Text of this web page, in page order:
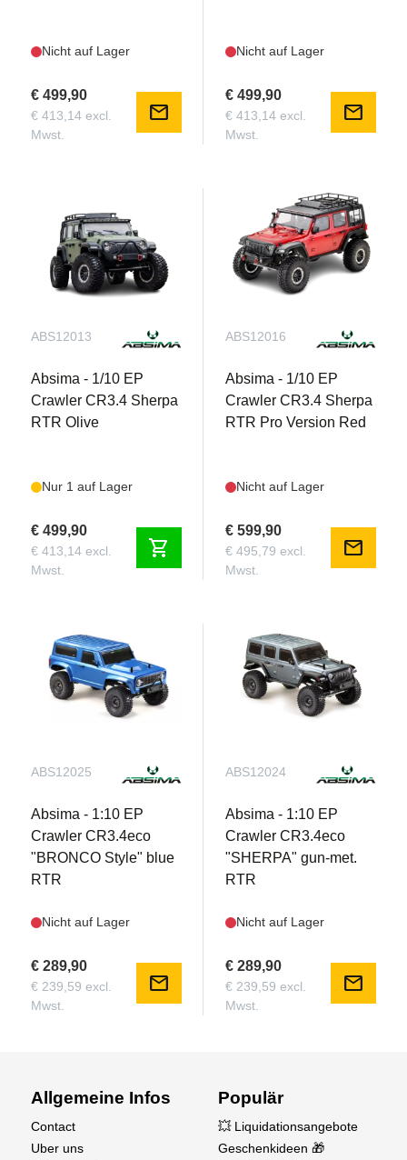
Nicht auf Lager
€ 499,90
€ 413,14 excl.
Mwst.
mail
Nicht auf Lager
€ 499,90
€ 413,14 excl.
Mwst.
mail
ABS12013
Absima - 1/10 EP
Crawler CR3.4 Sherpa
RTR Olive
Nur 1 auf Lager
€ 499,90
€ 413,14 excl.
Mwst.
shopping_cart
ABS12016
Absima - 1/10 EP
Crawler CR3.4 Sherpa
RTR Pro Version Red
Nicht auf Lager
€ 599,90
€ 495,79 excl.
Mwst.
mail
ABS12025
Absima - 1:10 EP
Crawler CR3.4eco
"BRONCO Style" blue
RTR
Nicht auf Lager
€ 289,90
€ 239,59 excl.
Mwst.
mail
ABS12024
Absima - 1:10 EP
Crawler CR3.4eco
"SHERPA" gun-met.
RTR
Nicht auf Lager
€ 289,90
€ 239,59 excl.
Mwst.
mail
Allgemeine Infos
Contact
Uber uns
Populär
💥 Liquidationsangebote
Geschenkideen 🎁